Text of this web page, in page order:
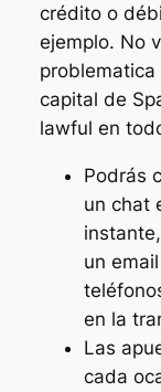
crédito o
ejemplo. No
problematica
capital de
lawful en
Podrás
un chat
un
en la
Las
cada